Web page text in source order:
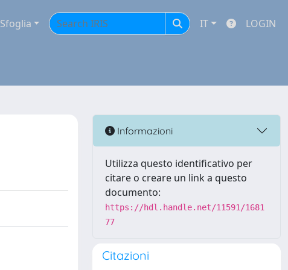
Sfoglia IT LOGIN
Informazioni
Utilizza questo identificativo per
citare o creare un link a questo
documento:
https://hdl.handle.net/11591/1681
77
Citazioni